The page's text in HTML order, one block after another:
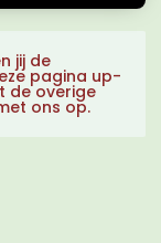
jij de
pagina up-
de overige
ons op.